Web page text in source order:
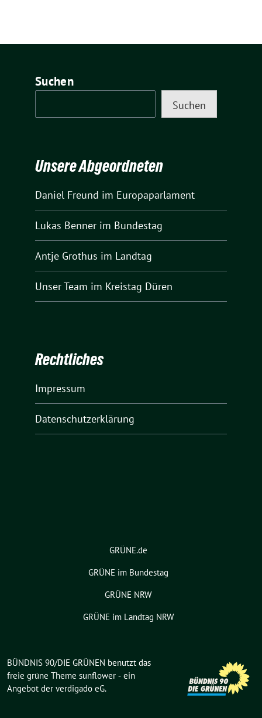
Suchen
Suchen
Unsere Abgeordneten
Daniel Freund im Europaparlament
Lukas Benner im Bundestag
Antje Grothus im Landtag
Unser Team im Kreistag Düren
Rechtliches
Impressum
Datenschutzerklärung
GRÜNE.de
GRÜNE im Bundestag
GRÜNE NRW
GRÜNE im Landtag NRW
BÜNDNIS 90/DIE GRÜNEN benutzt das
freie grüne Theme sunflower ‐ ein
Angebot der verdigado eG.